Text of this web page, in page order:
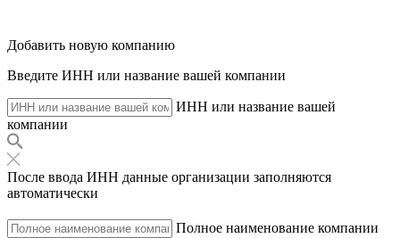
Добавить новую компанию
Введите ИНН или название вашей компании
ИНН или название вашей
компании
После ввода ИНН данные организации заполняются
автоматически
Полное наименование компании